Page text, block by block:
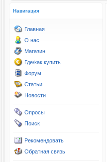
Навигация
Главная
О нас
Магазин
Где/как купить
Форум
Статьи
Новости
Опросы
Поиск
Рекомендовать
Обратная связь